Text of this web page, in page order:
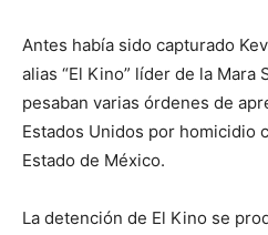
Antes había sido capturado
alias “El Kino” líder de la Mara
pesaban varias órdenes de
Estados Unidos por homicidio
Estado de México.
La detención de El Kino se